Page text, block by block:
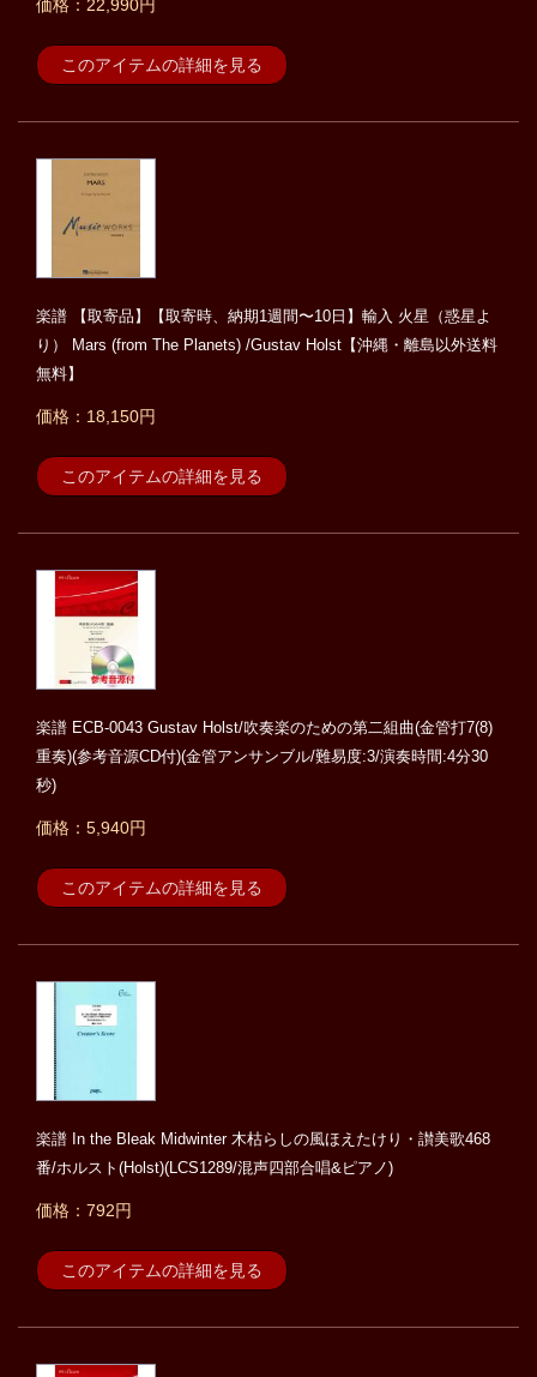
価格：22,990円
このアイテムの詳細を見る
楽譜 【取寄品】【取寄時、納期1週間〜10日】輸入 火星（惑星よ
り） Mars (from The Planets) /Gustav Holst【沖縄・離島以外送料
無料】
価格：18,150円
このアイテムの詳細を見る
楽譜 ECB-0043 Gustav Holst/吹奏楽のための第二組曲(金管打7(8)
重奏)(参考音源CD付)(金管アンサンブル/難易度:3/演奏時間:4分30
秒)
価格：5,940円
このアイテムの詳細を見る
楽譜 In the Bleak Midwinter 木枯らしの風ほえたけり・讃美歌468
番/ホルスト(Holst)(LCS1289/混声四部合唱&ピアノ)
価格：792円
このアイテムの詳細を見る